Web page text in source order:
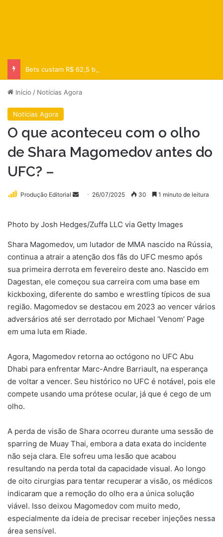
Bets custam R$ 62,5 bi às famílias em 2025
Início / Notícias Agora
Notícias Agora
O que aconteceu com o olho
de Shara Magomedov antes do
UFC? –
Produção Editorial
Mande
mail
26/07/2025 30 1 minuto de leitura
Photo by Josh Hedges/Zuffa LLC via Getty Images
Shara Magomedov, um lutador de MMA nascido na Rússia,
continua a atrair a atenção dos fãs do UFC mesmo após
sua primeira derrota em fevereiro deste ano. Nascido em
Dagestan, ele começou sua carreira com uma base em
kickboxing, diferente do sambo e wrestling típicos de sua
região. Magomedov se destacou em 2023 ao vencer vários
adversários até ser derrotado por Michael ‘Venom’ Page
em uma luta em Riade.
Agora, Magomedov retorna ao octógono no UFC Abu
Dhabi para enfrentar Marc-Andre Barriault, na esperança
de voltar a vencer. Seu histórico no UFC é notável, pois ele
compete usando uma prótese ocular, já que é cego de um
olho.
A perda de visão de Shara ocorreu durante uma sessão de
sparring de Muay Thai, embora a data exata do incidente
não seja clara. Ele sofreu uma lesão que acabou
resultando na perda total da capacidade visual. Ao longo
de oito cirurgias para tentar recuperar a visão, os médicos
indicaram que a remoção do olho era a única solução
viável. Isso deixou Magomedov com muito medo,
especialmente da ideia de precisar receber injeções nessa
área sensível.